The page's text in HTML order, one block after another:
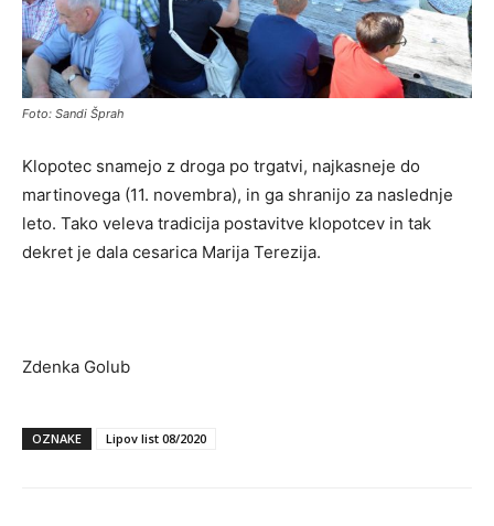
Foto: Sandi Šprah
Klopotec snamejo z droga po trgatvi, najkasneje do
martinovega (11. novembra), in ga shranijo za naslednje
leto. Tako veleva tradicija postavitve klopotcev in tak
dekret je dala cesarica Marija Terezija.
Zdenka Golub
OZNAKE Lipov list 08/2020